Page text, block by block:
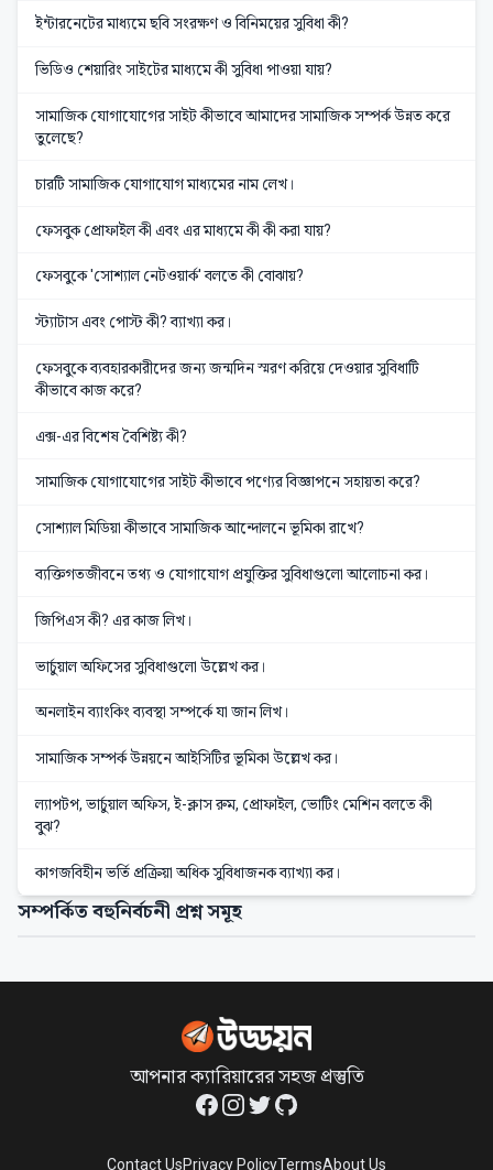
ইন্টারনেটের মাধ্যমে ছবি সংরক্ষণ ও বিনিময়ের সুবিধা কী?
ভিডিও শেয়ারিং সাইটের মাধ্যমে কী সুবিধা পাওয়া যায়?
সামাজিক যোগাযোগের সাইট কীভাবে আমাদের সামাজিক সম্পর্ক উন্নত করে
তুলেছে?
চারটি সামাজিক যোগাযোগ মাধ্যমের নাম লেখ।
ফেসবুক প্রোফাইল কী এবং এর মাধ্যমে কী কী করা যায়?
ফেসবুকে 'সোশ্যাল নেটওয়ার্ক' বলতে কী বোঝায়?
স্ট্যাটাস এবং পোস্ট কী? ব্যাখ্যা কর।
ফেসবুকে ব্যবহারকারীদের জন্য জন্মদিন স্মরণ করিয়ে দেওয়ার সুবিধাটি
কীভাবে কাজ করে?
এক্স-এর বিশেষ বৈশিষ্ট্য কী?
সামাজিক যোগাযোগের সাইট কীভাবে পণ্যের বিজ্ঞাপনে সহায়তা করে?
সোশ্যাল মিডিয়া কীভাবে সামাজিক আন্দোলনে ভূমিকা রাখে?
ব্যক্তিগতজীবনে তথ্য ও যোগাযোগ প্রযুক্তির সুবিধাগুলো আলোচনা কর।
জিপিএস কী? এর কাজ লিখ।
ভার্চুয়াল অফিসের সুবিধাগুলো উল্লেখ কর।
অনলাইন ব্যাংকিং ব্যবস্থা সম্পর্কে যা জান লিখ।
সামাজিক সম্পর্ক উন্নয়নে আইসিটির ভূমিকা উল্লেখ কর।
ল্যাপটপ, ভার্চুয়াল অফিস, ই-ক্লাস রুম, প্রোফাইল, ভোটিং মেশিন বলতে কী
বুঝ?
কাগজবিহীন ভর্তি প্রক্রিয়া অধিক সুবিধাজনক ব্যাখ্যা কর।
সম্পর্কিত বহুনির্বচনী প্রশ্ন সমূহ
আপনার ক্যারিয়ারের সহজ প্রস্তুতি
Facebook
Instagram
TwitterGitHub
Contact UsPrivacy PolicyTermsAbout Us